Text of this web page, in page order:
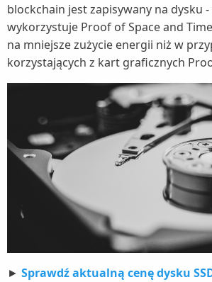
blockchain jest zapisywany na dysku
wykorzystuje Proof of Space and
na mniejsze zużycie energii niż w
korzystających z kart graficznych
► Sprawdź aktualną cenę dysku